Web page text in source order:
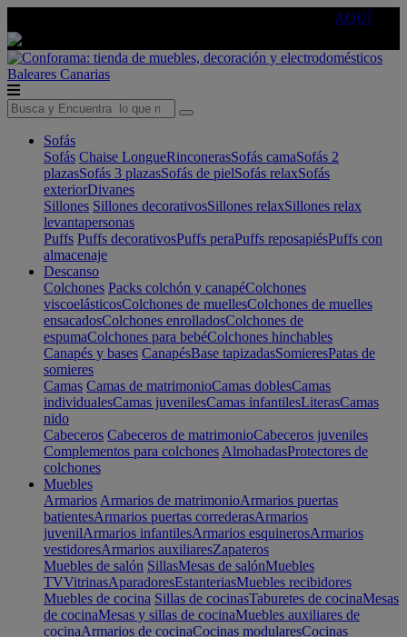
AQUÍ
Baleares Canarias
Sofás
Sofás Chaise LongueRinconerasSofás camaSofás 2
plazasSofás 3 plazasSofás de pielSofás relaxSofás
exteriorDivanes
Sillones Sillones decorativosSillones relaxSillones relax
levantapersonas
Puffs Puffs decorativosPuffs peraPuffs reposapiésPuffs con
almacenaje
Descanso
Colchones Packs colchón y canapéColchones
viscoelásticosColchones de muellesColchones de muelles
ensacadosColchones enrolladosColchones de
espumaColchones para bebéColchones hinchables
Canapés y bases CanapésBase tapizadasSomieresPatas de
somieres
Camas Camas de matrimonioCamas doblesCamas
individualesCamas juvenilesCamas infantilesLiterasCamas
nido
Cabeceros Cabeceros de matrimonioCabeceros juveniles
Complementos para colchones AlmohadasProtectores de
colchones
Muebles
Armarios Armarios de matrimonioArmarios puertas
batientesArmarios puertas correderasArmarios
juvenilArmarios infantilesArmarios esquinerosArmarios
vestidoresArmarios auxiliaresZapateros
Muebles de salón SillasMesas de salónMuebles
TVVitrinasAparadoresEstanteriasMuebles recibidores
Muebles de cocina Sillas de cocinasTaburetes de cocinaMesas
de cocinaMesas y sillas de cocinaMuebles auxiliares de
cocinaArmarios de cocinaCocinas modularesCocinas